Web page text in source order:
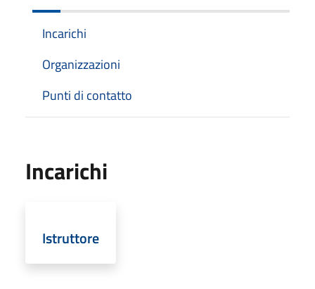
Incarichi
Organizzazioni
Punti di contatto
Incarichi
Istruttore